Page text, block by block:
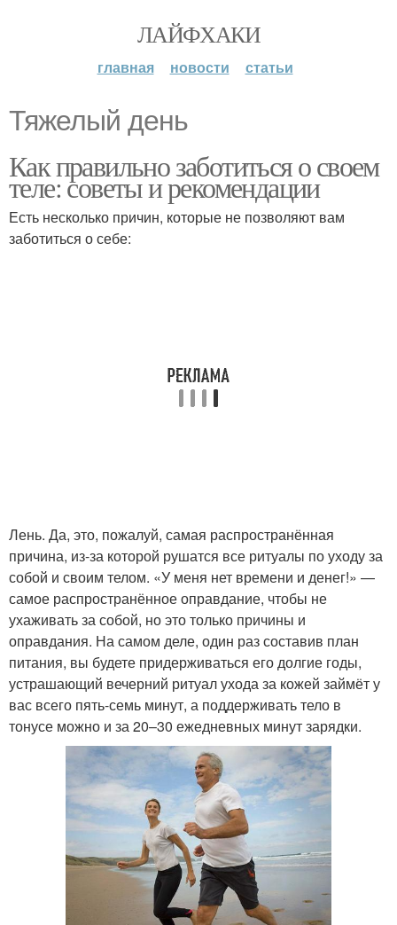
ЛАЙФХАКИ
главная новости статьи
Тяжелый день
Как правильно заботиться о своем
теле: советы и рекомендации
Есть несколько причин, которые не позволяют вам
заботиться о себе:
Лень. Да, это, пожалуй, самая распространённая
причина, из-за которой рушатся все ритуалы по уходу за
собой и своим телом. «У меня нет времени и денег!» —
самое распространённое оправдание, чтобы не
ухаживать за собой, но это только причины и
оправдания. На самом деле, один раз составив план
питания, вы будете придерживаться его долгие годы,
устрашающий вечерний ритуал ухода за кожей займёт у
вас всего пять-семь минут, а поддерживать тело в
тонусе можно и за 20–30 ежедневных минут зарядки.